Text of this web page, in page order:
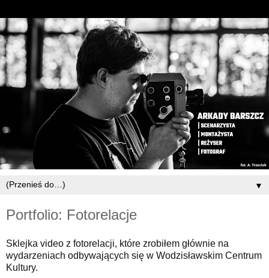
▼
Portfolio: Fotorelacje
Sklejka video z fotorelacji, które zrobiłem głównie na
wydarzeniach odbywających się w Wodzisławskim Centrum
Kultury.